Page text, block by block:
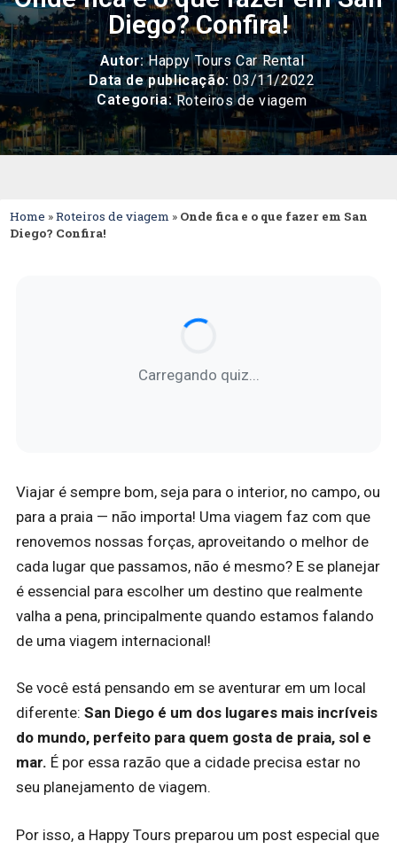
Diego? Confira!
Autor:Happy Tours Car Rental
Data de publicação:03/11/2022
Categoria: Roteiros de viagem
Home »Roteiros de viagem » Onde fica e o que fazer em San
Diego? Confira!
Carregando quiz...
Viajar é sempre bom, seja para o interior, no campo, ou
para a praia — não importa! Uma viagem faz com que
renovemos nossas forças, aproveitando o melhor de
cada lugar que passamos, não é mesmo? E se planejar
é essencial para escolher um destino que realmente
valha a pena, principalmente quando estamos falando
de uma viagem internacional!
Se você está pensando em se aventurar em um local
diferente: San Diego é um dos lugares mais incríveis
do mundo, perfeito para quem gosta de praia, sol e
mar. É por essa razão que a cidade precisa estar no
seu planejamento de viagem.
Por isso, a Happy Tours preparou um post especial que